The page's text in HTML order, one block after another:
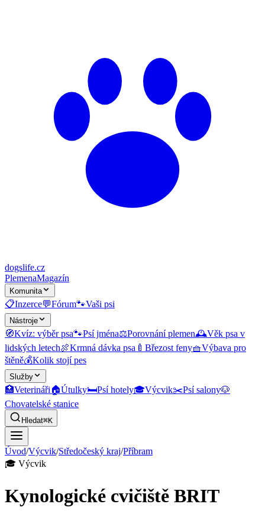
dogslife.cz
PlemenaMagazín
Komunita
📋Inzerce💬Fórum🐾Vaši psi
Nástroje
🧭Kvíz: výběr psa🐾Psí jména⚖️Porovnání plemen🕰️Věk psa v
lidských letech🍖Krmná dávka psa 🍼 Březost feny🧺Výbava pro
štěně💰Kolik stojí pes
Služby
🏥Veterináři🏠Útulky🛏️Psí hotely🎓Výcvik✂️Psí salony🐶
Chovatelské stanice
Hledat⌘K
Úvod/Výcvik/Středočeský kraj/Příbram
🎓 Výcvik
Kynologické cvičiště BRIT